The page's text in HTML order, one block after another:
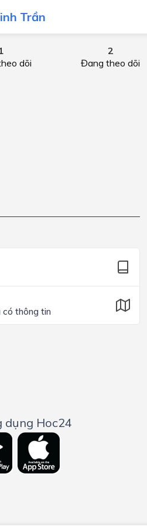
Trần
dõi
2
Đang theo dõi
có thông tin
dụng Hoc24